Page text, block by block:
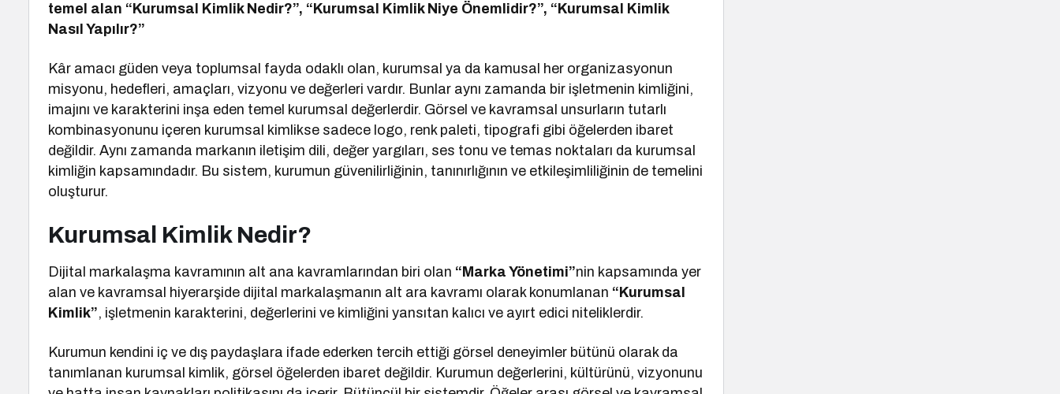
temel alan “Kurumsal Kimlik Nedir?”, “Kurumsal Kimlik Niye Önemlidir?”, “Kurumsal Kimlik
Nasıl Yapılır?”
Kâr amacı güden veya toplumsal fayda odaklı olan, kurumsal ya da kamusal her organizasyonun
misyonu, hedefleri, amaçları, vizyonu ve değerleri vardır. Bunlar aynı zamanda bir işletmenin kimliğini,
imajını ve karakterini inşa eden temel kurumsal değerlerdir. Görsel ve kavramsal unsurların tutarlı
kombinasyonunu içeren kurumsal kimlikse sadece logo, renk paleti, tipografi gibi öğelerden ibaret
değildir. Aynı zamanda markanın iletişim dili, değer yargıları, ses tonu ve temas noktaları da kurumsal
kimliğin kapsamındadır. Bu sistem, kurumun güvenilirliğinin, tanınırlığının ve etkileşimliliğinin de temelini
oluşturur.
Kurumsal Kimlik Nedir?
Dijital markalaşma kavramının alt ana kavramlarından biri olan “Marka Yönetimi”nin kapsamında yer
alan ve kavramsal hiyerarşide dijital markalaşmanın alt ara kavramı olarak konumlanan “Kurumsal
Kimlik”, işletmenin karakterini, değerlerini ve kimliğini yansıtan kalıcı ve ayırt edici niteliklerdir.
Kurumun kendini iç ve dış paydaşlara ifade ederken tercih ettiği görsel deneyimler bütünü olarak da
tanımlanan kurumsal kimlik, görsel öğelerden ibaret değildir. Kurumun değerlerini, kültürünü, vizyonunu